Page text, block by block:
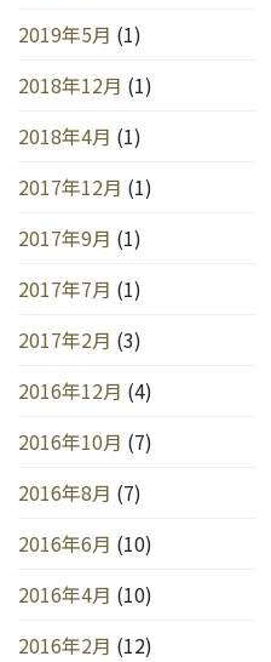
2019年5月 (1)
2018年12月 (1)
2018年4月 (1)
2017年12月 (1)
2017年9月 (1)
2017年7月 (1)
2017年2月 (3)
2016年12月 (4)
2016年10月 (7)
2016年8月 (7)
2016年6月 (10)
2016年4月 (10)
2016年2月 (12)